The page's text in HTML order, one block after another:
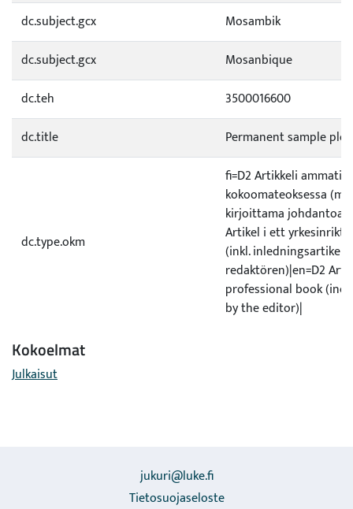
dc.subject.gcx
Mosambik
dc.subject.gcx
Mosanbique
dc.teh
3500016600
dc.title
Permanent sample
dc.type.okm
fi=D2 Artikkeli
kokoomateoksessa
kirjoittama
Artikel i ett
(inkl. inledningsartikel
redaktören)|en=D2
professional book
by the editor)|
Kokoelmat
Julkaisut
jukuri@luke.fi
Tietosuojaseloste